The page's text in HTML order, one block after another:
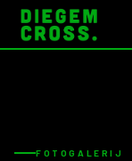
FOTOGALERIJ